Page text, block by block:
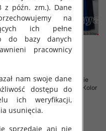
Sukienki damskie (Włoskie
produkt) Roz Standard, Mix Kolor
Paczka 5 szt
69.00 zł
z późn. zm.). Dane
na
ich pełne
do bazy danych
pracownicy
nam swoje dane
dostępu do
ich weryfikacji,
usunięcia.
sprzedaje ani nie